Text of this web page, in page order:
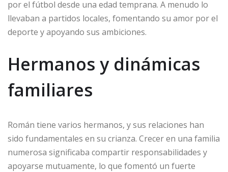
por el fútbol desde una edad temprana. A menudo lo
llevaban a partidos locales, fomentando su amor por el
deporte y apoyando sus ambiciones.
Hermanos y dinámicas
familiares
Román tiene varios hermanos, y sus relaciones han
sido fundamentales en su crianza. Crecer en una familia
numerosa significaba compartir responsabilidades y
apoyarse mutuamente, lo que fomentó un fuerte